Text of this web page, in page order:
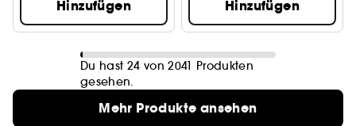
Hinzufügen Hinzufügen
Du hast 24 von 2041 Produkten
gesehen.
Mehr Produkte ansehen